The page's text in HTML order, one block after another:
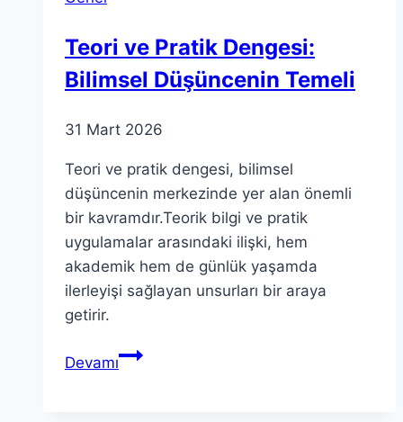
Teori ve Pratik Dengesi:
Bilimsel Düşüncenin Temeli
31 Mart 2026
Teori ve pratik dengesi, bilimsel
düşüncenin merkezinde yer alan önemli
bir kavramdır.Teorik bilgi ve pratik
uygulamalar arasındaki ilişki, hem
akademik hem de günlük yaşamda
ilerleyişi sağlayan unsurları bir araya
getirir.
DevamıTeori